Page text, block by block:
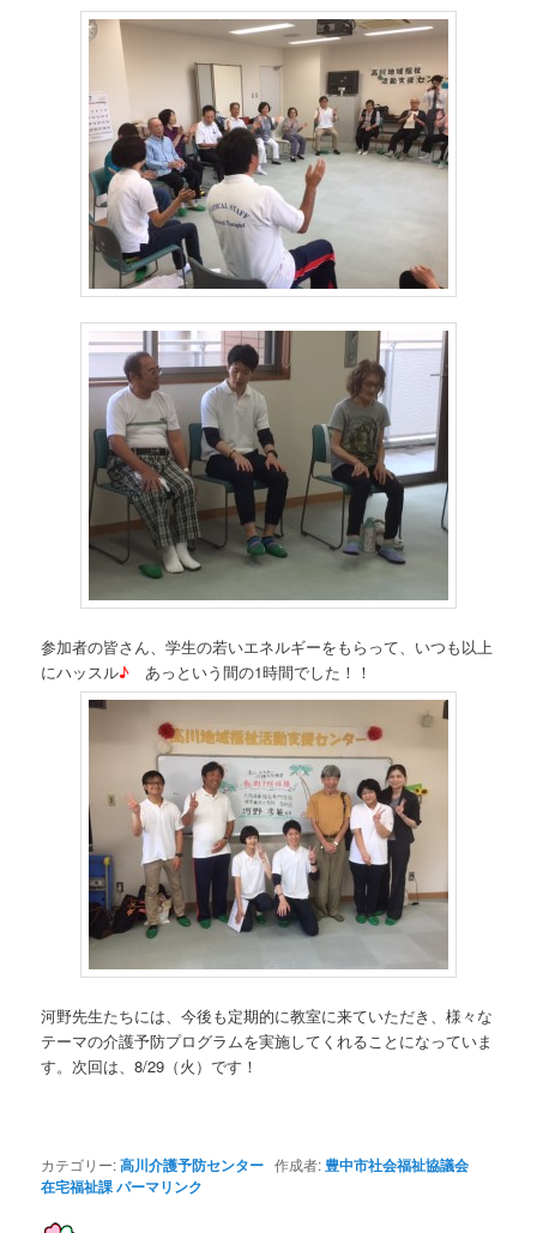
参加者の皆さん、学生の若いエネルギーをもらって、いつも以上
にハッスル♪あっという間の1時間でした！！
河野先生たちには、今後も定期的に教室に来ていただき、様々な
テーマの介護予防プログラムを実施してくれることになっていま
す。次回は、8/29（火）です！
カテゴリー:高川介護予防センター 作成者:豊中市社会福祉協議会
在宅福祉課パーマリンク